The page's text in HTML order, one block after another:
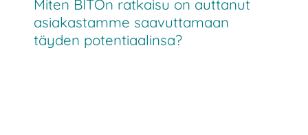
Miten BITOn ratkaisu on auttanut
asiakastamme saavuttamaan
täyden potentiaalinsa?